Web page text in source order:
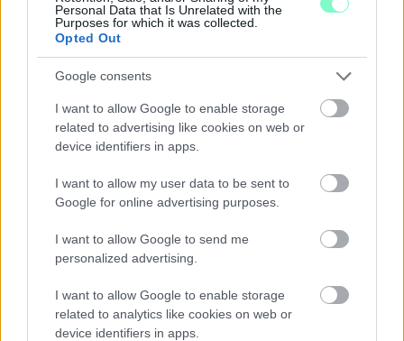
Personal Data that Is Unrelated with the
Purposes for which it was collected.
Opted Out
Google consents
I want to allow Google to enable storage
related to advertising like cookies on web or
device identifiers in apps.
I want to allow my user data to be sent to
Google for online advertising purposes.
I want to allow Google to send me
personalized advertising.
I want to allow Google to enable storage
related to analytics like cookies on web or
device identifiers in apps.
LAKOSSÁGI FÓRUMON MUTATJÁK BE A
GYŐRSZENTIVÁNI KÖR TÉR FELÚJÍTÁSÁNAK
TERVEIT
Augusztus 6-án a beruházás ütemezéséről és az új kerékpárút
építéséről is tájékoztatják az érdeklődőket.